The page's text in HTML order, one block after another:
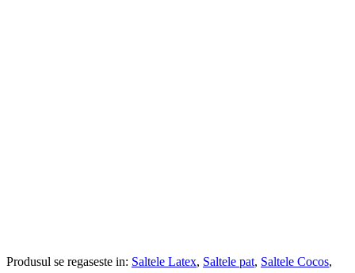
Produsul se regaseste in: Saltele Latex, Saltele pat, Saltele Cocos,